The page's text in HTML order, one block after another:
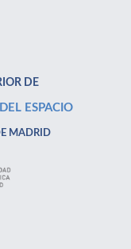
DE
ESPACIO
MADRID